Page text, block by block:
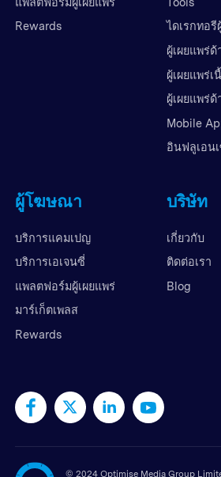
Rewards
ไดเรกทอ
ผู้เผยแพร่ด้
ผู้เผยแพร่เ
ผู้เผยแพร่
Mobile
อินฟลูเอน
ผู้โฆษณา
บริการแคมเปญ
บริการเอเจนซี่
แพลตฟอร์มผู้เผยแพร่
มาร์เก็ตเพลส
Rewards
บริษัท
เกี่ยวกับ
ติดต่อเรา
Blog
© 2024 Optimise Media Group